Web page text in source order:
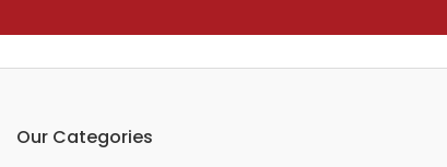
Our Categories